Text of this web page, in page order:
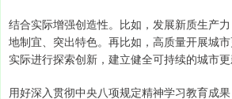
结合实际增强创造性。比如，发展新质生产
地制宜、突出特色。再比如，高质量开展城
实际进行探索创新，建立健全可持续的城市更
用好深入贯彻中央八项规定精神学习教育成